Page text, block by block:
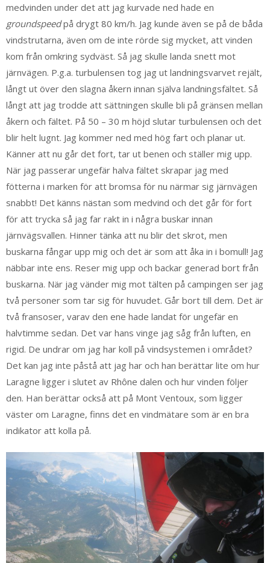
medvinden under det att jag kurvade ned hade en
groundspeedpå drygt 80 km/h. Jag kunde även se på de båda
vindstrutarna, även om de inte rörde sig mycket, att vinden
kom från omkring sydväst. Så jag skulle landa snett mot
järnvägen. P.g.a. turbulensen tog jag ut landningsvarvet rejält,
långt ut över den slagna åkern innan själva landningsfältet. Så
långt att jag trodde att sättningen skulle bli på gränsen mellan
åkern och fältet. På 50 – 30 m höjd slutar turbulensen och det
blir helt lugnt. Jag kommer ned med hög fart och planar ut.
Känner att nu går det fort, tar ut benen och ställer mig upp.
När jag passerar ungefär halva fältet skrapar jag med
fötterna i marken för att bromsa för nu närmar sig järnvägen
snabbt! Det känns nästan som medvind och det går för fort
för att trycka så jag far rakt in i några buskar innan
järnvägsvallen. Hinner tänka att nu blir det skrot, men
buskarna fångar upp mig och det är som att åka in i bomull! Jag
näbbar inte ens. Reser mig upp och backar generad bort från
buskarna. När jag vänder mig mot tälten på campingen ser jag
två personer som tar sig för huvudet. Går bort till dem. Det är
två fransoser, varav den ene hade landat för ungefär en
halvtimme sedan. Det var hans vinge jag såg från luften, en
rigid. De undrar om jag har koll på vindsystemen i området?
Det kan jag inte påstå att jag har och han berättar lite om hur
Laragne ligger i slutet av Rhône dalen och hur vinden följer
den. Han berättar också att på Mont Ventoux, som ligger
väster om Laragne, finns det en vindmätare som är en bra
indikator att kolla på.